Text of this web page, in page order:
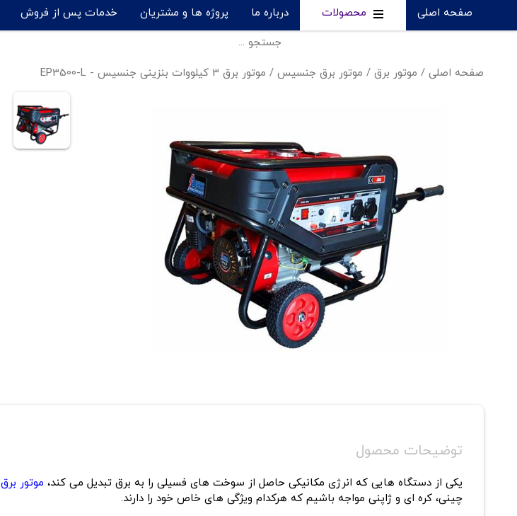
صفحه اصلی محصولات درباره ما پروژه ها و مشتریان خدمات پس از فروش
صفحه اصلی / موتور برق / موتور برق جنسیس / موتور برق 3 کیلووات بنزینی جنسیس - EP3500-L
توضیحات محصول
یکی از دستگاه هایی که انرژی مکانیکی حاصل از سوخت های فسیلی را به برق تبدیل می کند، موتور برق
چینی، کره ای و ژاپنی مواجه باشیم که هرکدام ویژگی های خاص خود را دارند.